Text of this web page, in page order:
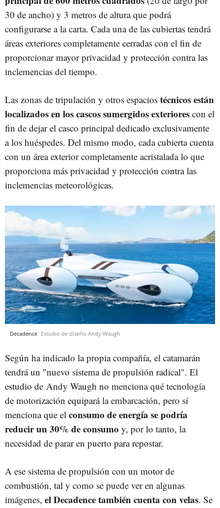
30 de ancho) y 3 metros de altura que podrá
configurarse a la carta. Cada una de las cubiertas tendrá
áreas exteriores completamente cerradas con el fin de
proporcionar mayor privacidad y protección contra las
inclemencias del tiempo.
Las zonas de tripulación y otros espacios técnicos están
localizados en los cascos sumergidos exteriores con el
fin de dejar el casco principal dedicado exclusivamente
a los huéspedes. Del mismo modo, cada cubierta cuenta
con un área exterior completamente acristalada lo que
proporciona más privacidad y protección contra las
inclemencias meteorológicas.
Decadence Estudio de diseño Andy Waugh
Según ha indicado la propia compañía, el catamarán
tendrá un "nuevo sistema de propulsión radical". El
estudio de Andy Waugh no menciona qué tecnología
de motorización equipará la embarcación, pero sí
menciona que el consumo de energía se podría
reducir un 30% de consumo y, por lo tanto, la
necesidad de parar en puerto para repostar.
A ese sistema de propulsión con un motor de
combustión, tal y como se puede ver en algunas
imágenes, el Decadence también cuenta con velas. Se